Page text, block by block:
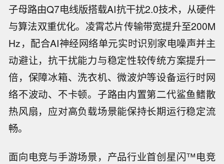
子母路由Q7电线版搭载AI抗干扰2.0技术，从硬件
与算法双重优化。凌霄芯片传输带宽提升至200M
Hz，配合AI神经网络单元实时识别家电噪声并主
动避让，抗干扰能力与稳定性较传统方案提升一
倍，保障冰箱、洗衣机、微波炉等设备运行时网
络不波动、不卡顿。子路由内置第二代鲨鱼鳍散
热风扇，应对高负载场景能保持长期运行稳定流
畅。
面向电竞与手游场景，产品行业首创星闪™电竞